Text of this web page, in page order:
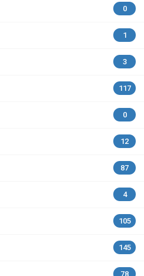
0
1
3
117
0
12
87
4
105
145
78